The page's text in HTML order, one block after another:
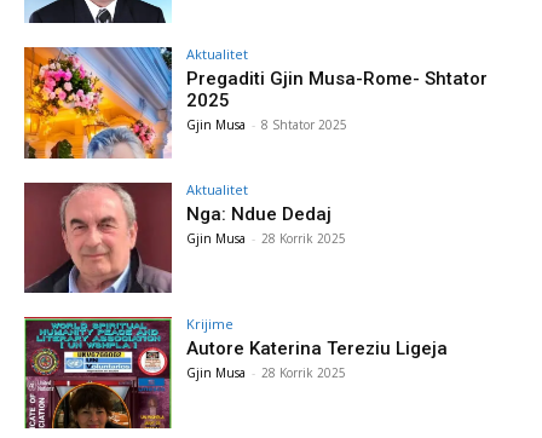
Aktualitet
Pregaditi Gjin Musa-Rome- Shtator
2025
Gjin Musa - 8 Shtator 2025
Aktualitet
Nga: Ndue Dedaj
Gjin Musa - 28 Korrik 2025
Krijime
Autore Katerina Tereziu Ligeja
Gjin Musa - 28 Korrik 2025